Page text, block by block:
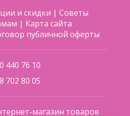
и скидки |Советы
| Карта сайта
публичной оферты
440 76 10
702 80 05
магазин товаров